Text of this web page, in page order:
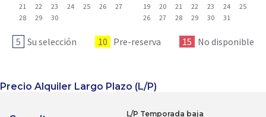
21
22 23 24 25 26
27
28
29 30
19
20 21 22 23 24
25
26
27 28 29 30 31
5 Su selección 10 Pre-reserva 15 No disponible
Precio Alquiler Largo Plazo (L/P)
L/P Temporada baja